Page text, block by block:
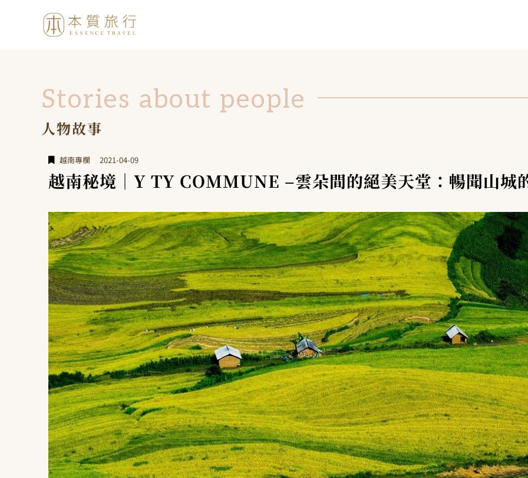
Stories about people
人物故事
越南專欄 2021-04-09
越南秘境｜Y TY COMMUNE –雲朵間的絕美天堂：暢聞山城